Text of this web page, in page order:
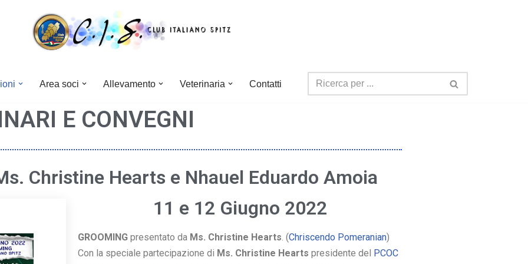
Area soci Allevamento Veterinaria Contatti
E CONVEGNI
Christine Hearts e Nhauel Eduardo Amoia
11 e 12 Giugno 2022
GROOMING presentato da Ms. Christine Hearts. (Chriscendo Pomeranian)
Con la speciale partecipazione di Ms. Christine Hearts presidente del PCOC